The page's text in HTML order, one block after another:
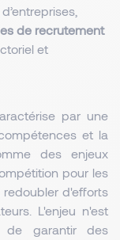
de recrutement
et
par une
et la
des enjeux
pour les
d'efforts
L'enjeu n'est
de garantir des